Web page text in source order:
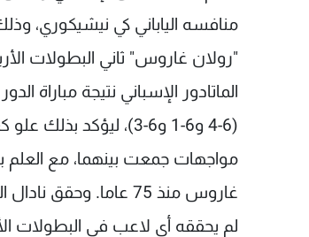
منافسه الياباني كي نيشيكوري،
الماتادور الإسباني نتيجة مباراة
(6-4 و6-1 و6-3)،
غاروس منذ 75 عاما.